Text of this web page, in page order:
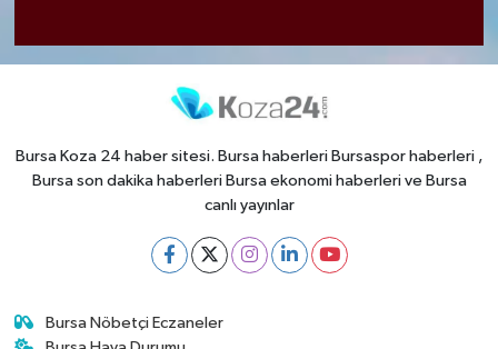
Bursa Koza 24 haber sitesi. Bursa haberleri Bursaspor haberleri ,
Bursa son dakika haberleri Bursa ekonomi haberleri ve Bursa
canlı yayınlar
Bursa Nöbetçi Eczaneler